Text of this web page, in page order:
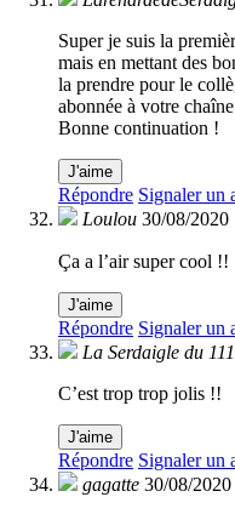
Super je suis la
mais en mettant des
la prendre pour le
abonnée à votre
Bonne continuation !
J'aime
Répondre Signaler un
Loulou 30/08/2020
Ça a l’air super cool
J'aime
Répondre Signaler un
La Serdaigle du 111
C’est trop trop jolis !!
J'aime
Répondre Signaler un
gagatte 30/08/2020